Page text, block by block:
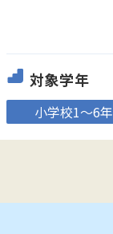
対象学年
小学校1～6年